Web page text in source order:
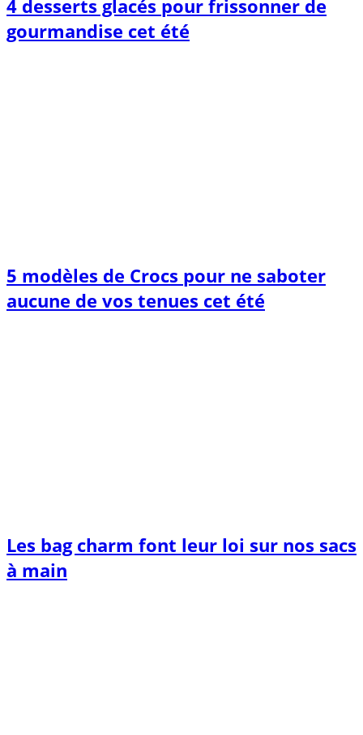
4 desserts glacés pour frissonner de
gourmandise cet été
5 modèles de Crocs pour ne saboter
aucune de vos tenues cet été
Les bag charm font leur loi sur nos sacs
à main